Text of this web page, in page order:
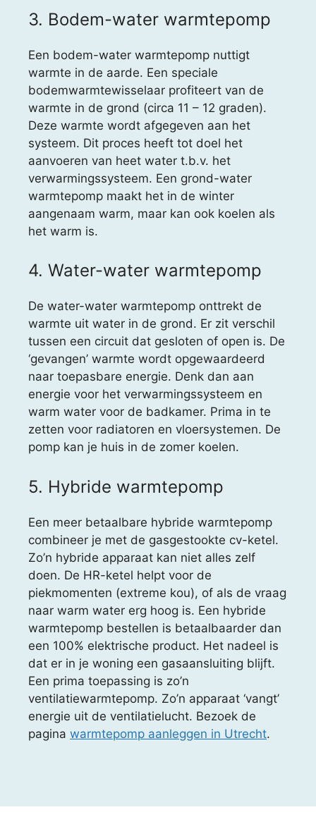
3. Bodem-water warmtepomp
Een bodem-water warmtepomp nuttigt
warmte in de aarde. Een speciale
bodemwarmtewisselaar profiteert van de
warmte in de grond (circa 11 – 12 graden).
Deze warmte wordt afgegeven aan het
systeem. Dit proces heeft tot doel het
aanvoeren van heet water t.b.v. het
verwarmingssysteem. Een grond-water
warmtepomp maakt het in de winter
aangenaam warm, maar kan ook koelen als
het warm is.
4. Water-water warmtepomp
De water-water warmtepomp onttrekt de
warmte uit water in de grond. Er zit verschil
tussen een circuit dat gesloten of open is. De
‘gevangen’ warmte wordt opgewaardeerd
naar toepasbare energie. Denk dan aan
energie voor het verwarmingssysteem en
warm water voor de badkamer. Prima in te
zetten voor radiatoren en vloersystemen. De
pomp kan je huis in de zomer koelen.
5. Hybride warmtepomp
Een meer betaalbare hybride warmtepomp
combineer je met de gasgestookte cv-ketel.
Zo’n hybride apparaat kan niet alles zelf
doen. De HR-ketel helpt voor de
piekmomenten (extreme kou), of als de vraag
naar warm water erg hoog is. Een hybride
warmtepomp bestellen is betaalbaarder dan
een 100% elektrische product. Het nadeel is
dat er in je woning een gasaansluiting blijft.
Een prima toepassing is zo’n
ventilatiewarmtepomp. Zo’n apparaat ‘vangt’
energie uit de ventilatielucht. Bezoek de
pagina warmtepomp aanleggen in Utrecht.